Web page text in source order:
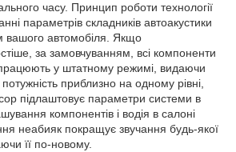
часу. Принцип роботи технології
параметрів складників автоакустики
вашого автомобіля. Якщо
за замовчуванням, всі компоненти
у штатному режимі, видаючи
приблизно на одному рівні,
підлаштовує параметри системи в
компонентів і водія в салоні
неабияк покращує звучання будь-якої
її по-новому.